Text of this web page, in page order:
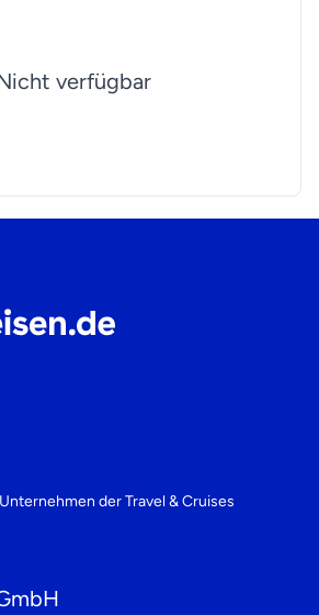
verfügbar
derTravel & Cruises